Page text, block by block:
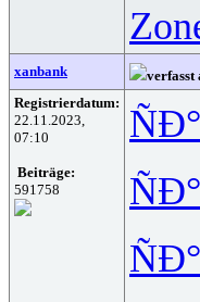
xanbank verfasst
Registrierdatum:
22.11.2023,
07:10
Beiträge:
591758